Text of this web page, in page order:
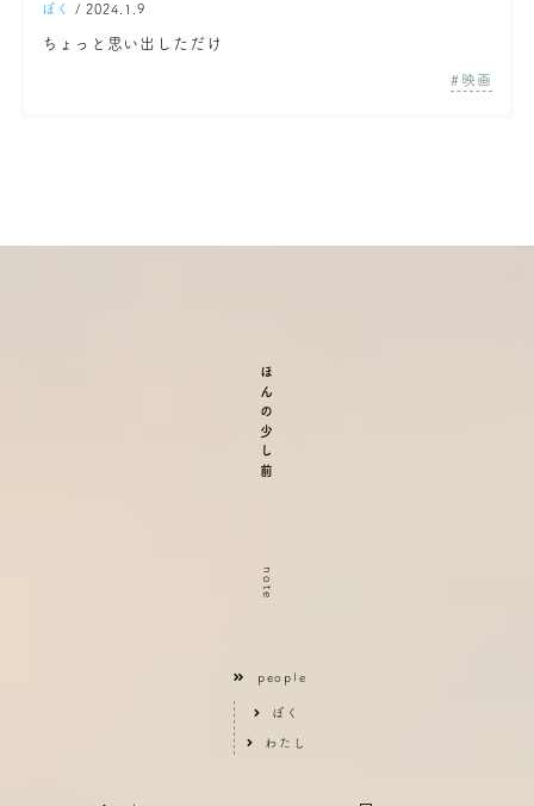
ぼく / 2024.1.9
ちょっと思い出しただけ
映画
ほんの少し前
note
people
ぼく
わたし